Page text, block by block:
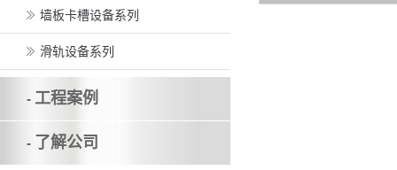
墙板卡槽设备系列
滑轨设备系列
- 工程案例
- 了解公司